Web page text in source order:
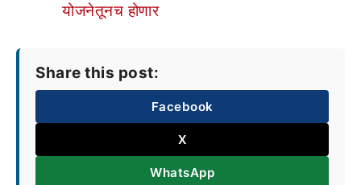
योजनेतूनच होणार
Share this post:
Facebook
X
WhatsApp